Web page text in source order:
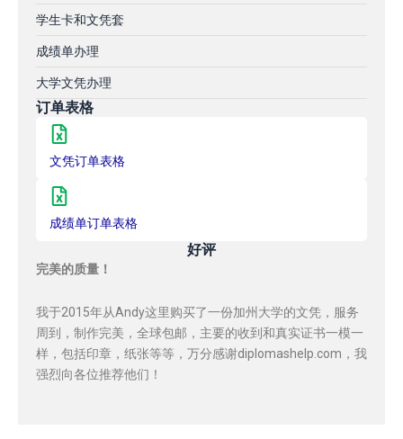
学生卡和文凭套
成绩单办理
大学文凭办理
订单表格
文凭订单表格
成绩单订单表格
好评
完美的质量！
我于2015年从Andy这里购买了一份加州大学的文凭，服务
周到，制作完美，全球包邮，主要的收到和真实证书一模一
样，包括印章，纸张等等，万分感谢diplomashelp.com，我
强烈向各位推荐他们！